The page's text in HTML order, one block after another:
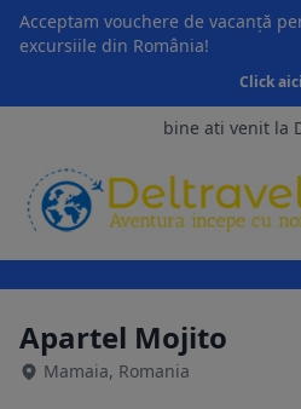
Acceptam vouchere de vacanță
excursiile din România!
Click aici
bine ati venit la
Apartel Mojito
Mamaia, Romania